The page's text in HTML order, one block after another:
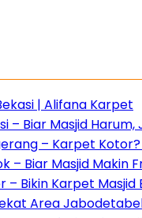
| Alifana Karpet
– Biar Masjid
– Karpet Kotor?
– Biar Masjid Makin
Bikin Karpet Masjid
Area